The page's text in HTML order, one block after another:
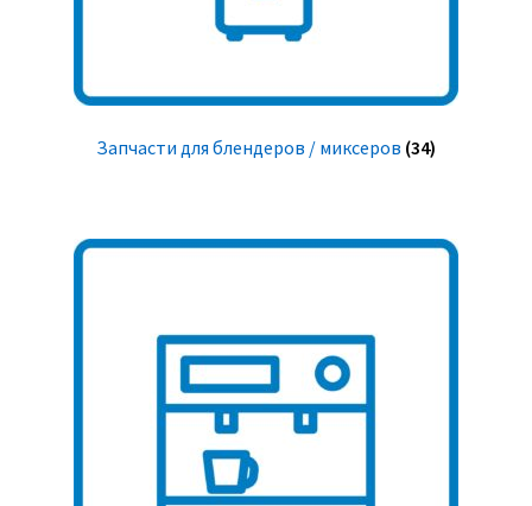
Запчасти для блендеров / миксеров (34)